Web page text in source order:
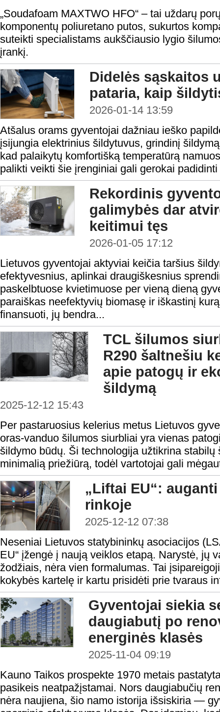
„Soudafoam MAXTWO HFO“ – tai uždarų
komponentų poliuretano putos, sukurtos
suteikti specialistams aukščiausio lygio
įrankį.
Didelės sąskaitos
pataria, kaip
2026-01-14 13:59
Atšalus orams gyventojai dažniau ieško
įsijungia elektrinius šildytuvus, grindinį
kad palaikytų komfortišką temperatūrą
palikti veikti šie įrenginiai gali gerokai
Rekordinis
galimybės dar
keitimui tęs
2026-01-05 17:12
Lietuvos gyventojai aktyviai keičia taršius
efektyvesnius, aplinkai draugiškesnius
paskelbtuose kvietimuose per vieną dieną
paraiškas neefektyvių biomasę ir iškastinį
finansuoti, jų bendra...
TCL šilumos
R290 šaltnešiu
apie patogų ir
šildymą
2025-12-12 15:43
Per pastaruosius kelerius metus Lietuvos
oras-vanduo šilumos siurbliai yra vienas
šildymo būdų. Ši technologija užtikrina
minimalią priežiūrą, todėl vartotojai gali
„Liftai EU“:
rinkoje
2025-12-12 07:38
Neseniai Lietuvos statybininkų asociacijos
EU“ įžengė į naują veiklos etapą. Narystė, jų
žodžiais, nėra vien formalumas. Tai
kokybės kartelę ir kartu prisidėti prie tvaraus
Gyventojai siekia
daugiabutį po
energinės klasės
2025-11-04 09:19
Kauno Taikos prospekte 1970 metais
pasikeis neatpažįstamai. Nors daugiabučių
nėra naujiena, šio namo istorija išsiskiria —